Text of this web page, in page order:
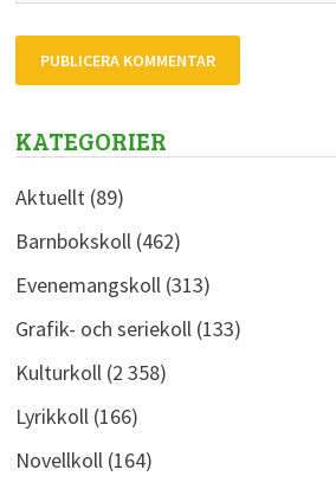
KATEGORIER
Aktuellt(89)
Barnbokskoll(462)
Evenemangskoll(313)
Grafik- och seriekoll(133)
Kulturkoll(2 358)
Lyrikkoll(166)
Novellkoll(164)